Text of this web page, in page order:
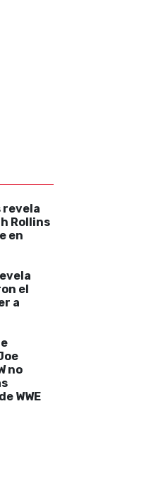
revela
Rollins
en
el
a
no
WWE